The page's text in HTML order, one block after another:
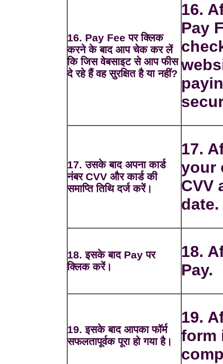
16. Pay Fee पर क्लिक
करने के बाद आप चेक कर लें
कि जिस वेबसाइट से आप फीस
दे रहे हैं वह सुरक्षित है या नहीं?
16.
Pay
17. उसके बाद अपना कार्ड
नंबर CVV और कार्ड की
समाप्ति तिथि दर्ज करें।
17.
your
CVV
date.
18. इसके बाद Pay पर
क्लिक करें।
18.
Pay.
19. इसके बाद आपका फॉर्म
सफलतापूर्वक पूरा हो गया है।
19.
form